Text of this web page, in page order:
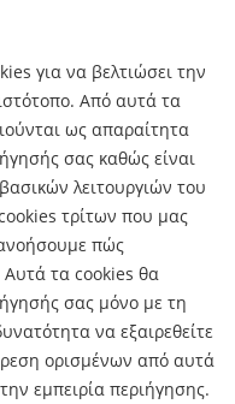
για να βελτιώσει την
Από αυτά τα
ως απαραίτητα
σας καθώς είναι
λειτουργιών του
τρίτων που μας
πώς
Αυτά τα cookies θα
σας μόνο με τη
να εξαιρεθείτε
ορισμένων από αυτά
εμπειρία περιήγησης.